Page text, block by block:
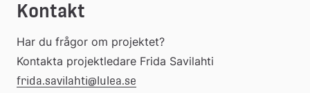
Kontakt
Har du frågor om projektet?
Kontakta projektledare Frida Savilahti
frida.savilahti@lulea.se